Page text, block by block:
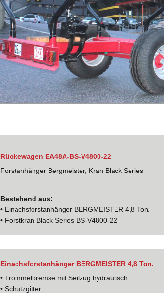
Rückewagen EA48A-BS-V4800-22
Forstanhänger Bergmeister, Kran Black Series
Bestehend aus:
• Einachsforstanhänger BERGMEISTER 4,8 Ton.
• Forstkran Black Series BS-V4800-22
Einachsforstanhänger BERGMEISTER 4,8 Ton.
• Trommelbremse mit Seilzug hydraulisch
• Schutzgitter